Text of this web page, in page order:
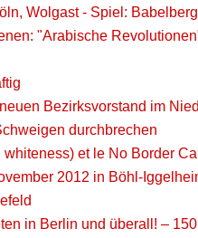
Wolgast - Spiel:
"Arabische
Bezirksvorstand im
durchbrechen
whiteness) et le No Border
2012 in Böhl-
in Berlin und überall! –